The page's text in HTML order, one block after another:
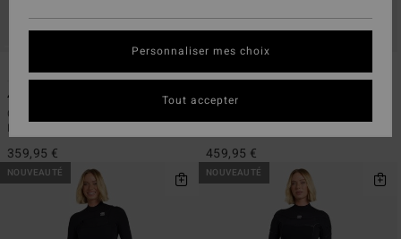
4/3mm Furnace REVO
Combinaison de surf zip poitrine
Noir Femme
359,95 €
4/3mm Furnace Ultra Gullwing
459,95 €
NOUVEAUTÉ NOUVEAUTÉ
Personnaliser mes choix
Tout accepter